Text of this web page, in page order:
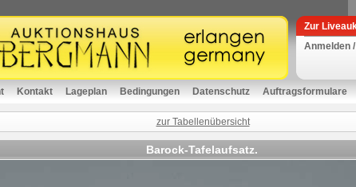
Zur
Anmelden
Kontakt Lageplan Bedingungen Datenschutz Auftragsformulare
zur Tabellenübersicht
Barock-Tafelaufsatz.